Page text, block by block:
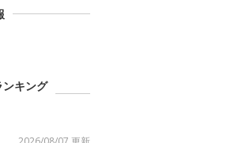
ンキング